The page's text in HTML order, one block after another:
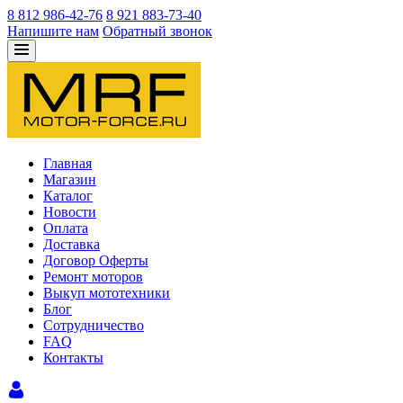
8 812 986-42-76 8 921 883-73-40
Напишите нам Обратный звонок
Главная
Магазин
Каталог
Новости
Оплата
Доставка
Договор Оферты
Ремонт моторов
Выкуп мототехники
Блог
Сотрудничество
FAQ
Контакты